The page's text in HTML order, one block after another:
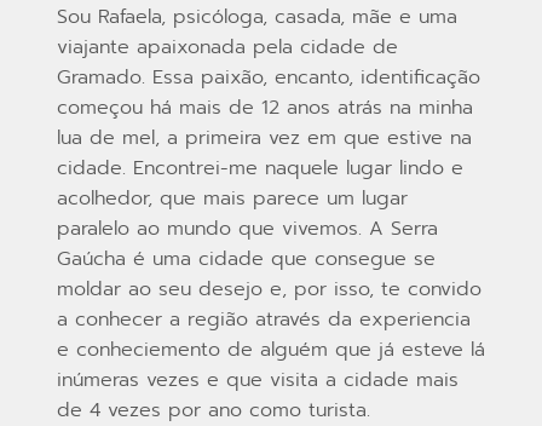
Sou Rafaela, psicóloga, casada, mãe e uma
viajante apaixonada pela cidade de
Gramado. Essa paixão, encanto, identificação
começou há mais de 12 anos atrás na minha
lua de mel, a primeira vez em que estive na
cidade. Encontrei-me naquele lugar lindo e
acolhedor, que mais parece um lugar
paralelo ao mundo que vivemos. A Serra
Gaúcha é uma cidade que consegue se
moldar ao seu desejo e, por isso, te convido
a conhecer a região através da experiencia
e conheciemento de alguém que já esteve lá
inúmeras vezes e que visita a cidade mais
de 4 vezes por ano como turista.